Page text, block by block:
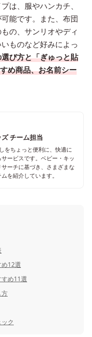
は、服やハンカチ、
能です。また、布団
の、サンリオやディ
ものなど好みによっ
び方と「ぎゅっと貼
め商品、お名前シー
チーム担当
をちょっと便利に、快適に
ービスです。ベビー・キッ
ーチに基づき、さまざまな
を紹介しています。
め12選
すめ11選
方
ク